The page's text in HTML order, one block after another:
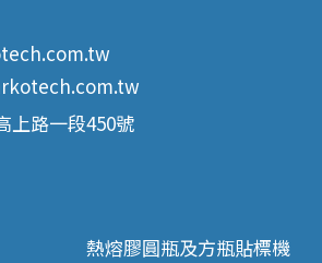
上路一段450號
熱熔膠圓瓶及方瓶貼標機